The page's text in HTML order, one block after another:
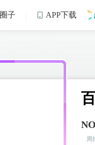
圈子  APP下载
周